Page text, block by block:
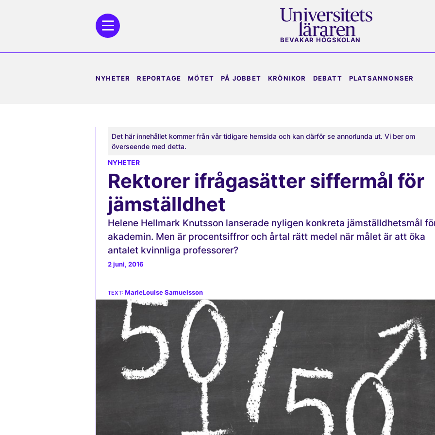
BEVAKAR HÖGSKOLAN
NYHETER REPORTAGE MÖTET PÅ JOBBET KRÖNIKOR DEBATT PLATSANNONSER
Det här innehållet kommer från vår tidigare hemsida och kan därför se annorlunda ut. Vi ber om
överseende med detta.
NYHETER
Rektorer ifrågasätter siffermål för
jämställdhet
Helene Hellmark Knutsson lanserade nyligen konkreta jämställdhetsmål
akademin. Men är procentsiffror och årtal rätt medel när målet är att öka
antalet kvinnliga professorer?
2 juni, 2016
MarieLouise Samuelsson